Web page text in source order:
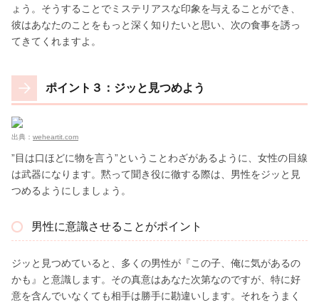
ょう。そうすることでミステリアスな印象を与えることができ、
彼はあなたのことをもっと深く知りたいと思い、次の食事を誘っ
てきてくれますよ。
ポイント３：ジッと見つめよう
出典： weheartit.com
”目は口ほどに物を言う”ということわざがあるように、女性の目線
は武器になります。黙って聞き役に徹する際は、男性をジッと見
つめるようにしましょう。
男性に意識させることがポイント
ジッと見つめていると、多くの男性が『この子、俺に気があるの
かも』と意識します。その真意はあなた次第なのですが、特に好
意を含んでいなくても相手は勝手に勘違いします。それをうまく